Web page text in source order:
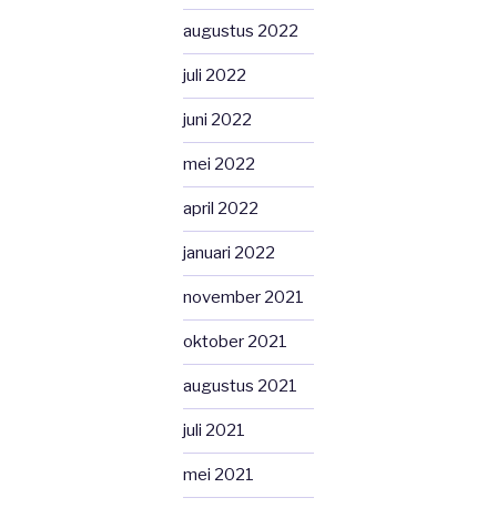
augustus 2022
juli 2022
juni 2022
mei 2022
april 2022
januari 2022
november 2021
oktober 2021
augustus 2021
juli 2021
mei 2021